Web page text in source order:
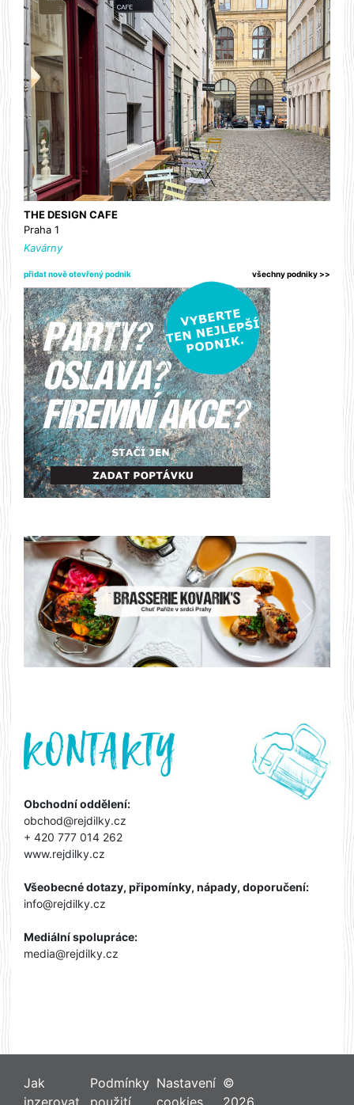
THE DESIGN CAFE
Praha 1
Kavárny
přidat nově otevřený podnik všechny podniky >>
Předchozí Další
Obchodní oddělení:
obchod@rejdilky.cz
+ 420 777 014 262
www.rejdilky.cz
Všeobecné dotazy, připomínky, nápady, doporučení:
info@rejdilky.cz
Mediální spolupráce:
media@rejdilky.cz
Jak
inzerovat
Podmínky
použití
Nastavení
cookies
©
2026